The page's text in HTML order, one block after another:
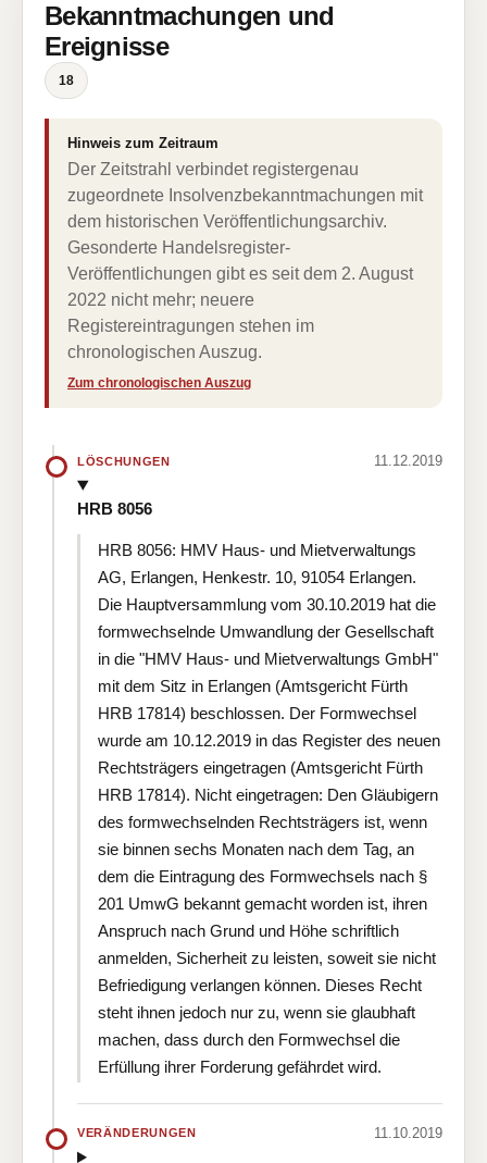
Bekanntmachungen und
Ereignisse
18
Hinweis zum Zeitraum
Der Zeitstrahl verbindet registergenau
zugeordnete Insolvenzbekanntmachungen mit
dem historischen Veröffentlichungsarchiv.
Gesonderte Handelsregister-
Veröffentlichungen gibt es seit dem 2. August
2022 nicht mehr; neuere
Registereintragungen stehen im
chronologischen Auszug.
Zum chronologischen Auszug
LÖSCHUNGEN 11.12.2019
HRB 8056
HRB 8056: HMV Haus- und Mietverwaltungs
AG, Erlangen, Henkestr. 10, 91054 Erlangen.
Die Hauptversammlung vom 30.10.2019 hat die
formwechselnde Umwandlung der Gesellschaft
in die "HMV Haus- und Mietverwaltungs GmbH"
mit dem Sitz in Erlangen (Amtsgericht Fürth
HRB 17814) beschlossen. Der Formwechsel
wurde am 10.12.2019 in das Register des neuen
Rechtsträgers eingetragen (Amtsgericht Fürth
HRB 17814). Nicht eingetragen: Den Gläubigern
des formwechselnden Rechtsträgers ist, wenn
sie binnen sechs Monaten nach dem Tag, an
dem die Eintragung des Formwechsels nach §
201 UmwG bekannt gemacht worden ist, ihren
Anspruch nach Grund und Höhe schriftlich
anmelden, Sicherheit zu leisten, soweit sie nicht
Befriedigung verlangen können. Dieses Recht
steht ihnen jedoch nur zu, wenn sie glaubhaft
machen, dass durch den Formwechsel die
Erfüllung ihrer Forderung gefährdet wird.
VERÄNDERUNGEN 11.10.2019